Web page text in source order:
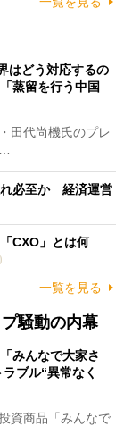
はどう対応するの
蒸留を行う中国
田代尚機氏のプレ
れ必至か 経済運営
CXO」とは何
一覧を見る
騒動の内幕
みんなで大家さ
ブル“異常なく
資商品「みんなで